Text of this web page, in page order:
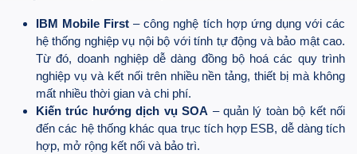
IBM Mobile First – công nghệ tích hợp ứng dụng với các
hệ thống nghiệp vụ nội bộ với tính tự động và bảo mật cao.
Từ đó, doanh nghiệp dễ dàng đồng bộ hoá các quy trình
nghiệp vụ và kết nối trên nhiều nền tảng, thiết bị mà không
mất nhiều thời gian và chi phí.
Kiến trúc hướng dịch vụ SOA – quản lý toàn bộ kết nối
đến các hệ thống khác qua trục tích hợp ESB, dễ dàng tích
hợp, mở rộng kết nối và bảo trì.